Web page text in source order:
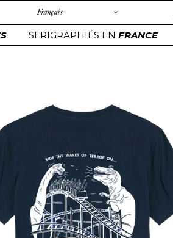
SERIGRAPHIÉS ENFRANCE